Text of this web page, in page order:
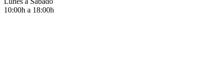
10:00h a 18:00h